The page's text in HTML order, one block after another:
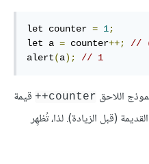
let counter = 1;
let a = counter++;
//
alert(a); // 1
اللاحق counter++
قيمة
(قبل الزيادة). لذا، تُظهِر